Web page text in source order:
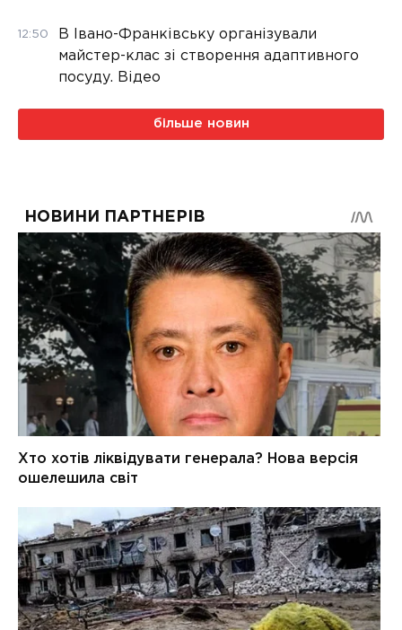
12:50
В Івано-Франківську організували
майстер-клас зі створення адаптивного
посуду. Відео
більше новин